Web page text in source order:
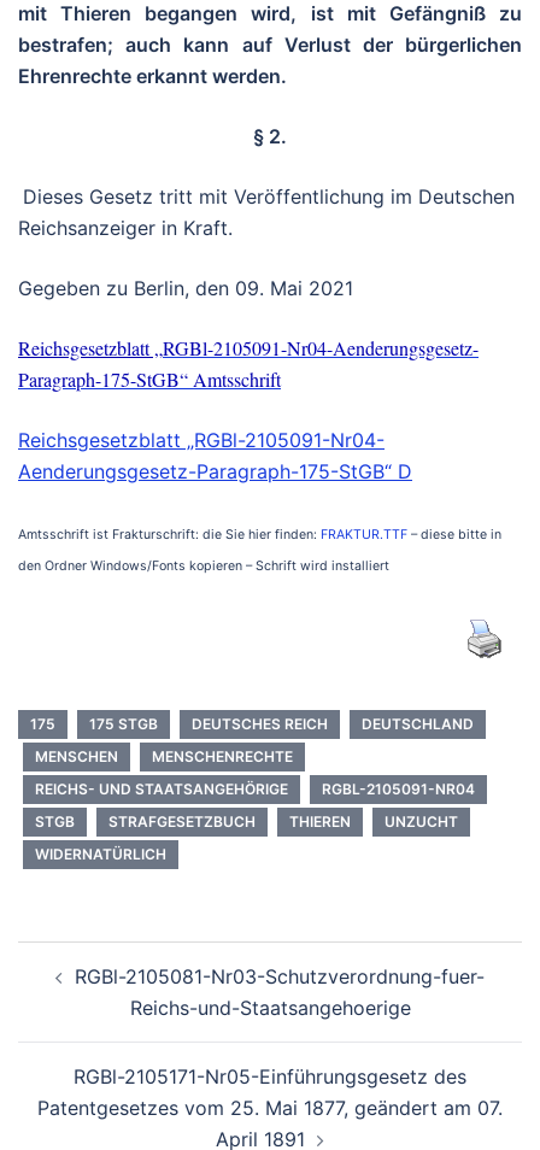
mit Thieren begangen wird, ist mit Gefängniß zu
bestrafen; auch kann auf Verlust der bürgerlichen
Ehrenrechte erkannt werden.
§ 2.
Dieses Gesetz tritt mit Veröffentlichung im Deutschen
Reichsanzeiger in Kraft.
Gegeben zu Berlin, den 09. Mai 2021
Reichsgesetzblatt „RGBl-2105091-Nr04-Aenderungsgesetz-
Paragraph-175-StGB“ Amtsschrift
Reichsgesetzblatt „RGBl-2105091-Nr04-
Aenderungsgesetz-Paragraph-175-StGB“ D
Amtsschrift ist Frakturschrift: die Sie hier finden: FRAKTUR.TTF – diese bitte in
den Ordner Windows/Fonts kopieren – Schrift wird installiert
175 175 STGB DEUTSCHES REICH
DEUTSCHLAND
MENSCHEN
MENSCHENRECHTE
REICHS- UND STAATSANGEHÖRIGE
RGBL-2105091-NR04
STGB
STRAFGESETZBUCH THIEREN
UNZUCHT
WIDERNATÜRLICH
RGBl-2105081-Nr03-Schutzverordnung-fuer-
Reichs-und-Staatsangehoerige
RGBl-2105171-Nr05-Einführungsgesetz des
Patentgesetzes vom 25. Mai 1877, geändert am 07.
April 1891